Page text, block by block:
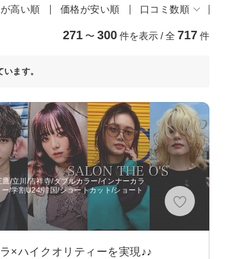
が高い順 価格が安い順 口コミ数順
271 〜 300 件を表示 / 全 717 件
ます。
/立川/吉祥寺/ダブルカラー/インナーカラ
/学割U24/韓国/ショートカット/ショート
×ハイクオリティーを実現♪♪